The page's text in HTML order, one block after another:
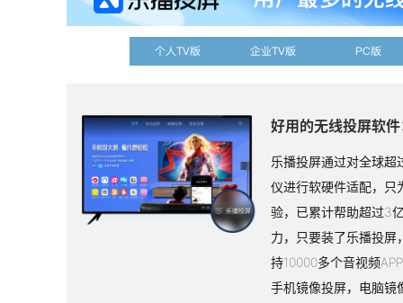
个人TV版 企业TV版 PC版
好用的无线投屏软
乐播投屏通过对全球超
仪进行软硬件适配，只
验，已累计帮助超过3
力，只要装了乐播投屏
持10000多个音视频
手机镜像投屏，电脑镜